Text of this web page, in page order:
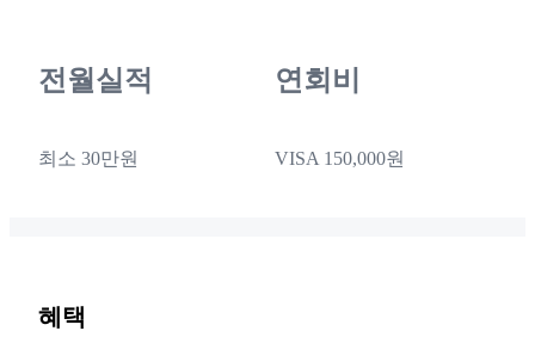
전월실적
최소 30만원
연회비
VISA 150,000원
혜택